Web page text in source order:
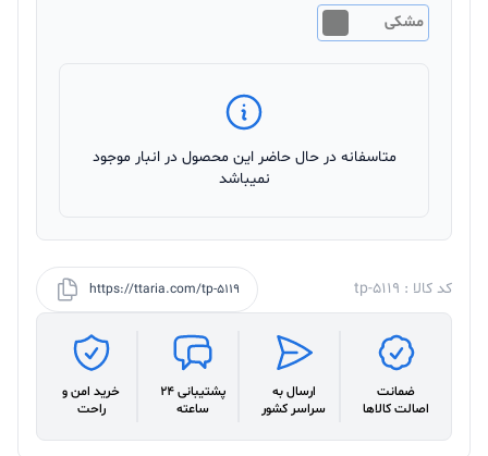
مشکی
متاسفانه در حال حاضر این محصول در انبار موجود
نمیباشد
کد کالا : tp-5119 https://ttaria.com/tp-5119
ضمانت
اصالت کالاها
ارسال به
سراسر کشور
پشتیبانی 24
ساعته
خرید امن و
راحت